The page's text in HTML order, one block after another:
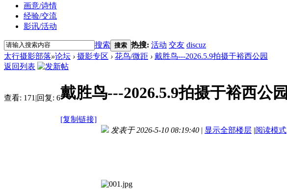
画意/诗情
经验/交流
影讯/活动
搜索 搜索 热搜: 活动 交友 discuz
太行摄影部落»论坛 › 摄影专区 › 花鸟/微距 › 戴胜鸟---2026.5.9拍摄于裕西公园
返回列表
查看: 171 |回复: 6戴胜鸟---2026.5.9拍摄于裕西公园
[复制链接]
发表于 2026-5-10 08:19:40 | 显示全部楼层 |阅读模式